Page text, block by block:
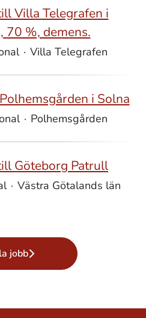
Villa Telegrafen i
70 %, demens.
· Villa Telegrafen
i Solna
· Polhemsgården
Göteborg Patrull
· Västra Götalands län
jobb